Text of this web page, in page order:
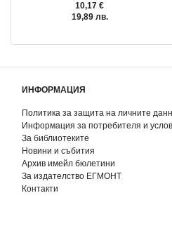
10,17 €
19,89 лв.
ИНФОРМАЦИЯ
Политика за защита на личните
Информация за потребителя и
За библиотеките
Новини и събития
Архив имейл бюлетини
За издателство ЕГМОНТ
Контакти